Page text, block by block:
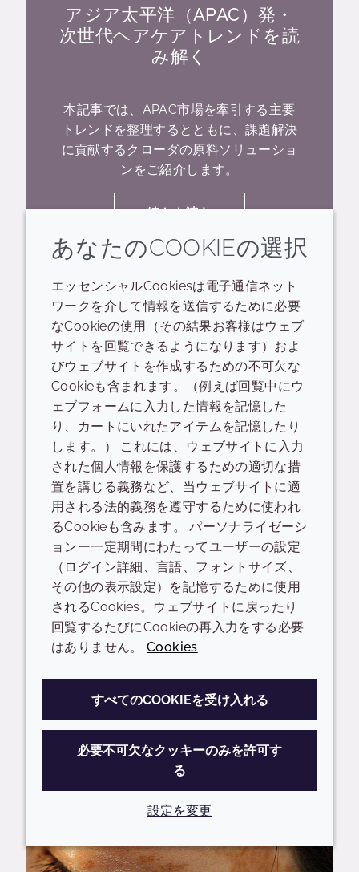
アジア太平洋（APAC）発・
次世代ヘアケアトレンドを読
み解く
本記事では、APAC市場を牽引する主要
トレンドを整理するとともに、課題解決
に貢献するクローダの原料ソリューショ
ンをご紹介します。
続きを読む
「ウォーターフリービューテ
ィー」のため、感動的な5つ
のコンセプトに対応する5つ
の油性エキス
水不足は世界的に重要な問題であり、消
費者もそれを認識しています。低水溶性
または無水溶性の処方を求める消費者が
増えている中、私たちは水への意識が高
い消費者のために、処方担当者が効果的
でトレンドに合った製品を製造できるよ
う、脂溶性活性剤のHeliami™シリーズを
続きを読む
あなたのCOOKIEの選択
エッセンシャルCookiesは電子通信ネット
ワークを介して情報を送信するために必要
なCookieの使用（その結果お客様はウェブ
サイトを回覧できるようになります）およ
びウェブサイトを作成するための不可欠な
Cookieも含まれます。（例えば回覧中にウ
ェブフォームに入力した情報を記憶した
り、カートにいれたアイテムを記憶したり
します。） これには、ウェブサイトに入力
された個人情報を保護するための適切な措
置を講じる義務など、当ウェブサイトに適
用される法的義務を遵守するために使われ
るCookieも含みます。 パーソナライゼーシ
ョンー一定期間にわたってユーザーの設定
（ログイン詳細、言語、フォントサイズ、
その他の表示設定）を記憶するために使用
されるCookies。ウェブサイトに戻ったり
回覧するたびにCookieの再入力をする必要
はありません。Cookies
すべてのCOOKIEを受け入れる
必要不可欠なクッキーのみを許可す
る
設定を変更